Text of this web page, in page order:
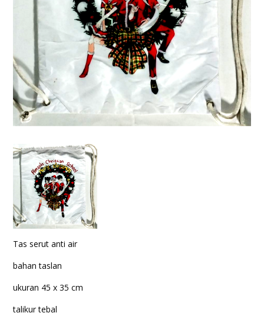
Tas serut anti air
bahan taslan
ukuran 45 x 35 cm
talikur tebal